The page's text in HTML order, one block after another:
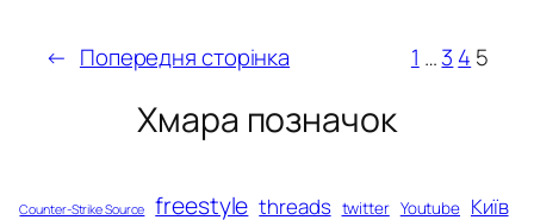
← Попередня сторінка 1 …3 4 5
Хмара позначок
Counter-Strike Source freestyle threads twitter Youtube Київ